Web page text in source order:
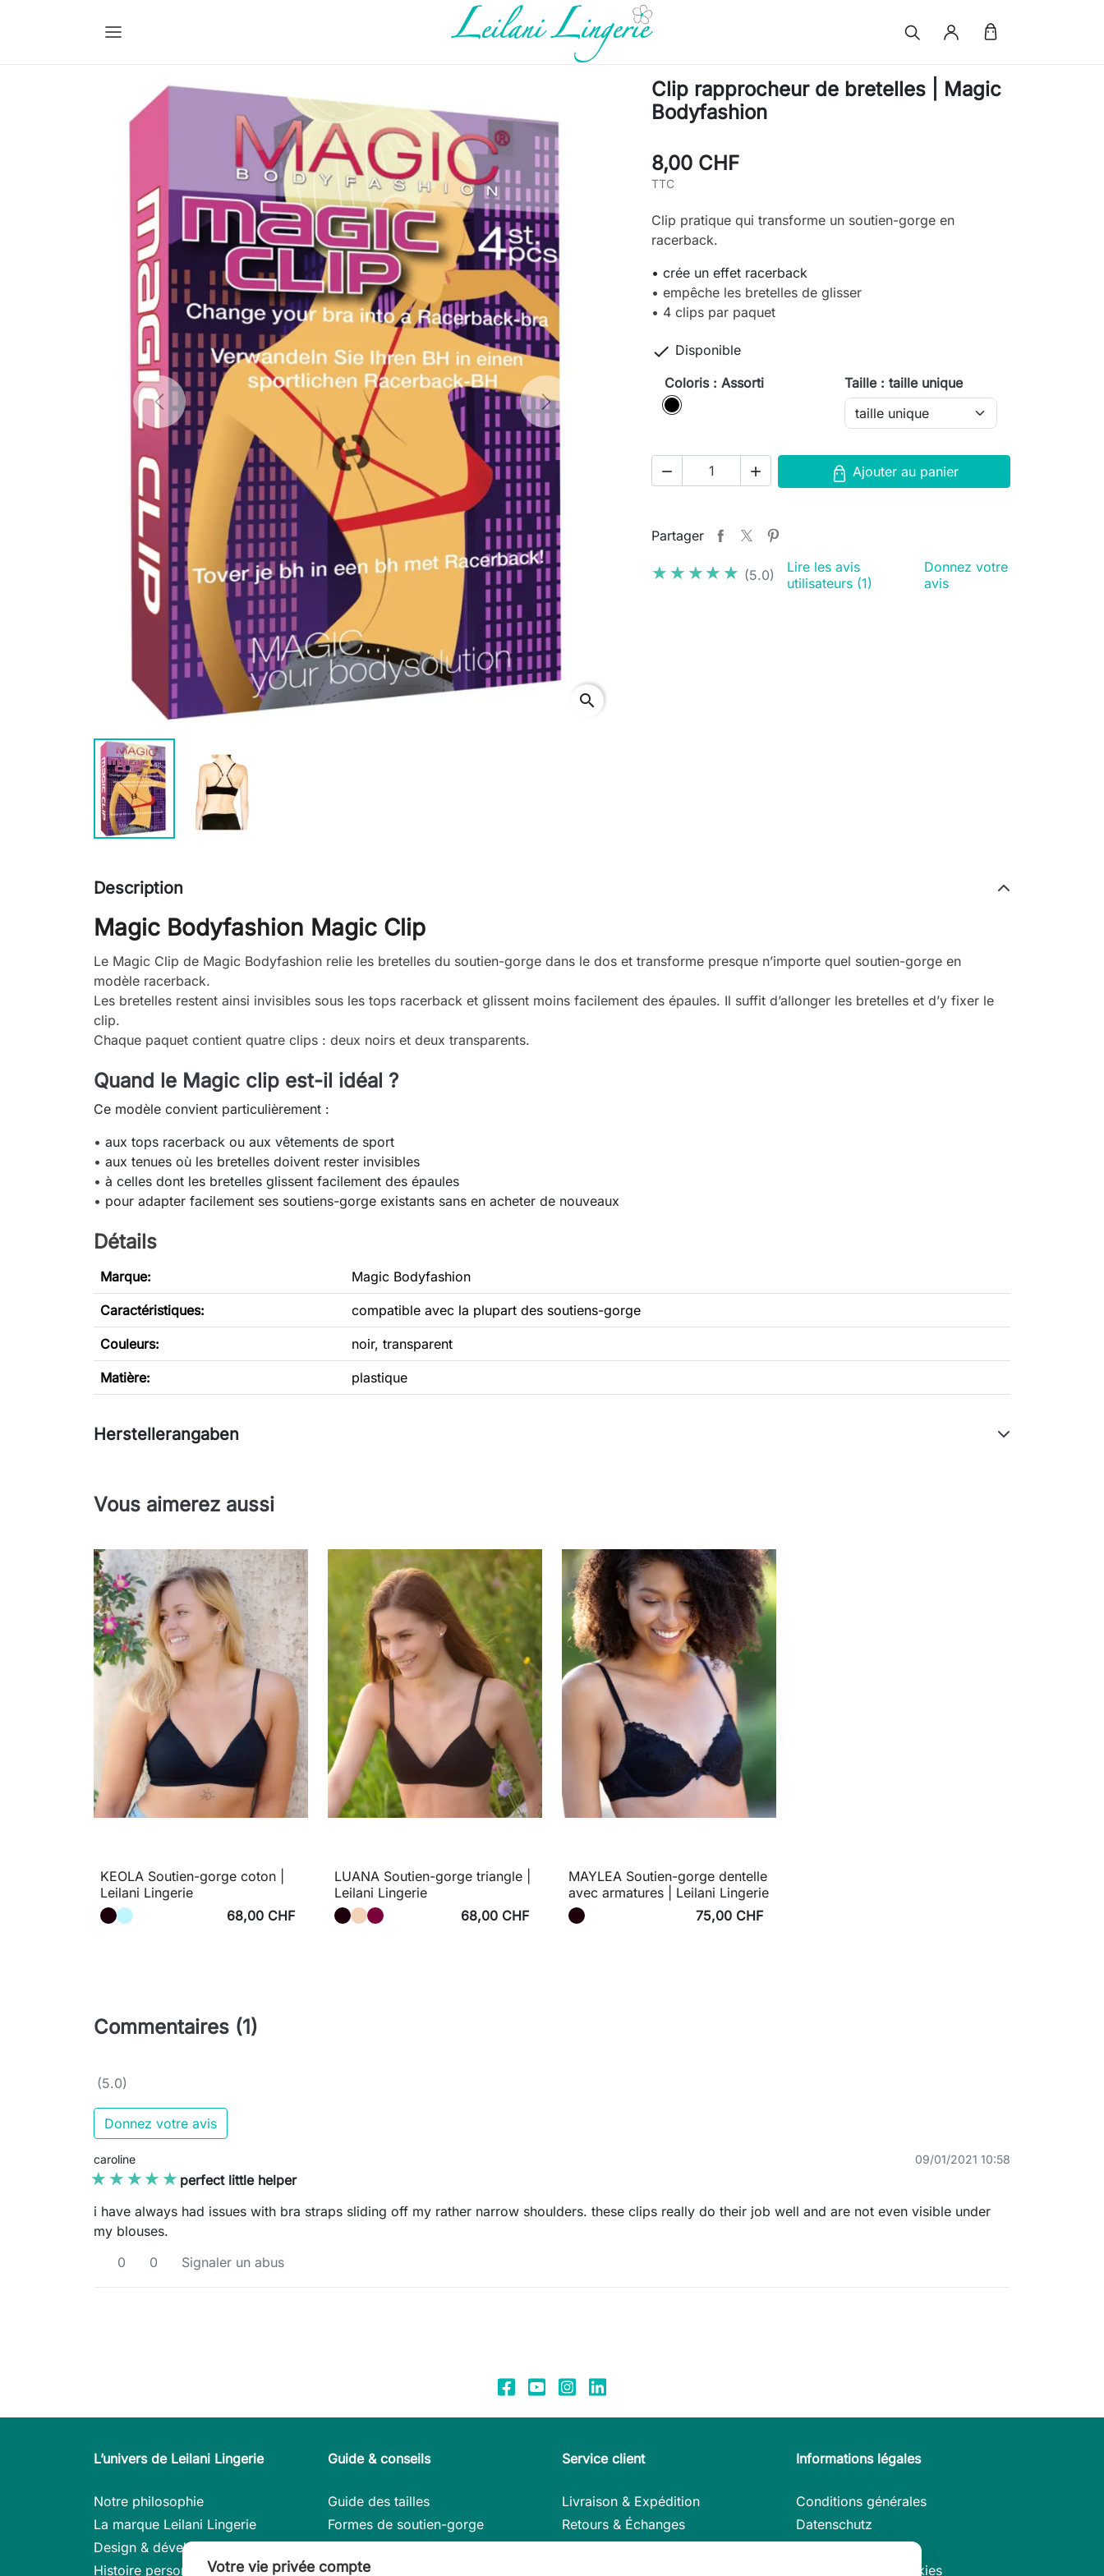
Previous Next
search
Clip rapprocheur de bretelles | Magic
Bodyfashion
8,00 CHF
TTC
Clip pratique qui transforme un soutien-gorge en
racerback.
• crée un effet racerback
• empêche les bretelles de glisser
• 4 clips par paquet
 Disponible
Coloris : Assorti
Assorti
Taille : taille unique
  Ajouter au panier
Partager
★★★★★
★★★★★ (5.0)
Lire les avis
utilisateurs (1)
Donnez votre
avis
Description
Magic Bodyfashion Magic Clip
Le Magic Clip de Magic Bodyfashion relie les bretelles du soutien-gorge dans le dos et transforme presque n’importe quel soutien-gorge en
modèle racerback.
Les bretelles restent ainsi invisibles sous les tops racerback et glissent moins facilement des épaules. Il suffit d’allonger les bretelles et d’y fixer le
clip.
Chaque paquet contient quatre clips : deux noirs et deux transparents.
Quand le Magic clip est-il idéal ?
Ce modèle convient particulièrement :
• aux tops racerback ou aux vêtements de sport
• aux tenues où les bretelles doivent rester invisibles
• à celles dont les bretelles glissent facilement des épaules
• pour adapter facilement ses soutiens-gorge existants sans en acheter de nouveaux
Détails
Marque: Magic Bodyfashion
Caractéristiques: compatible avec la plupart des soutiens-gorge
Couleurs: noir, transparent
Matière: plastique
Herstellerangaben
Vous aimerez aussi
KEOLA Soutien-gorge coton |
Leilani Lingerie
68,00 CHF
LUANA Soutien-gorge triangle |
Leilani Lingerie
68,00 CHF
MAYLEA Soutien-gorge dentelle
avec armatures | Leilani Lingerie
75,00 CHF
Commentaires (1)
(5.0)
Donnez votre avis
caroline 09/01/2021 10:58
★★★★★
★★★★★ perfect little helper
i have always had issues with bra straps sliding off my rather narrow shoulders. these clips really do their job well and are not even visible under
my blouses.
0
0 Signaler un abus
L’univers de Leilani Lingerie
Notre philosophie
La marque Leilani Lingerie
Design & développement
Histoire personnel
Guide & conseils
Guide des tailles
Formes de soutien-gorge
Modèles en détail
Service client
Livraison & Expédition
Retours & Échanges
Informations légales
Conditions générales
Datenschutz
Préférences de cookies
Votre vie privée compte